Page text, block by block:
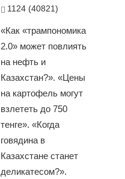
1124 (40821)
«Как «трампономика
2.0» может повлиять
на нефть и
Казахстан?». «Цены
на картофель могут
взлететь до 750
тенге». «Когда
говядина в
Казахстане станет
деликатесом?».